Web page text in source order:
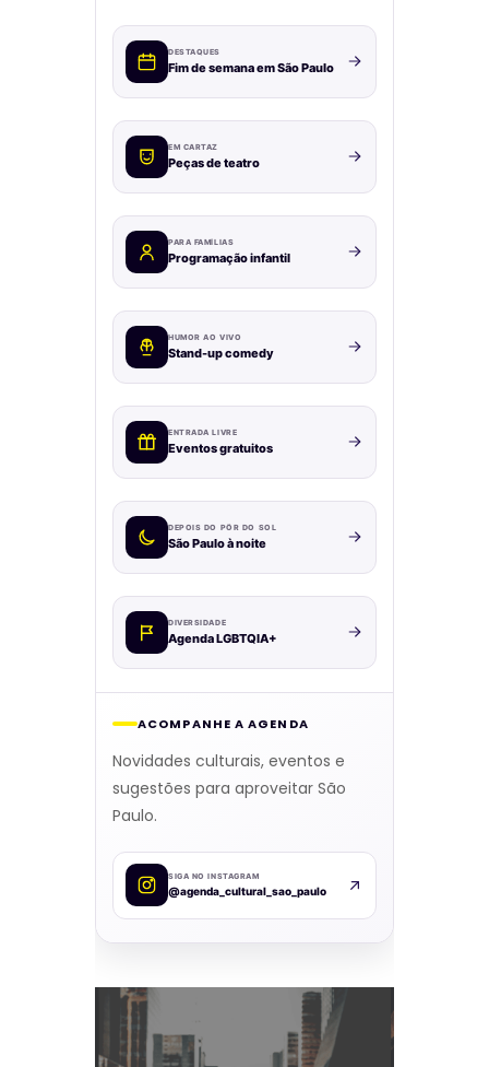
DESTAQUES
Fim de semana em São Paulo
EM CARTAZ
Peças de teatro
PARA FAMÍLIAS
Programação infantil
HUMOR AO VIVO
Stand-up comedy
ENTRADA LIVRE
Eventos gratuitos
DEPOIS DO PÔR DO SOL
São Paulo à noite
DIVERSIDADE
Agenda LGBTQIA+
ACOMPANHE A AGENDA
Novidades culturais, eventos e
sugestões para aproveitar São
Paulo.
SIGA NO INSTAGRAM
@agenda_cultural_sao_paulo